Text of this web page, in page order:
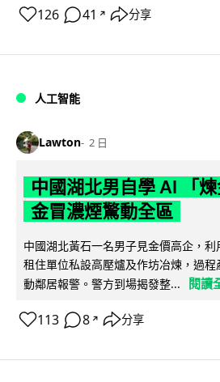
126 41 ↗ 分享
人工智能
Lawton 2 日
中國湖北男自學 AI 「
金冒濃煙驚動全區
中國湖北黃石一名男子見金價高企，
租住單位私設高壓爐及作坊冶煉，過
動鄰居報警。警方到場揭發整...
閱讀
113 8 ↗ 分享